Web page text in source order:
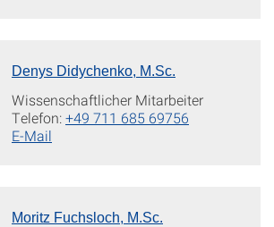
Denys Didychenko, M.Sc.
Wissenschaftlicher Mitarbeiter
Telefon:+49 711 685 69756
E-Mail
Moritz Fuchsloch, M.Sc.